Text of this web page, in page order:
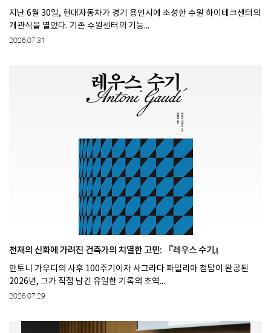
지난 6월 30일, 현대자동차가 경기 용인시에 조성한 수원 하이테크센터의
개관식을 열었다. 기존 수원센터의 기능...
2026.07.31
천재의 신화에 가려진 건축가의 치열한 고민: 『레우스 수기』
안토니 가우디의 사후 100주기이자 사그라다 파밀리아 첨탑이 완공된
2026년, 그가 직접 남긴 유일한 기록의 초역...
2026.07.29